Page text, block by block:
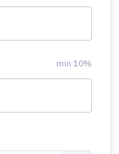
min 10%